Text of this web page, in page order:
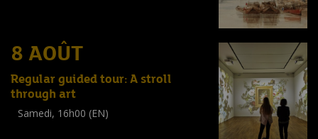
8 AOÛT
Regular guided tour: A stroll
through art
Samedi, 16h00 (EN)